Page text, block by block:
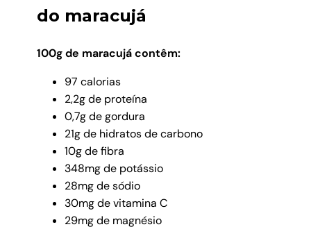
do maracujá
100g de maracujá contêm:
97 calorias
2,2g de proteína
0,7g de gordura
21g de hidratos de carbono
10g de fibra
348mg de potássio
28mg de sódio
30mg de vitamina C
29mg de magnésio